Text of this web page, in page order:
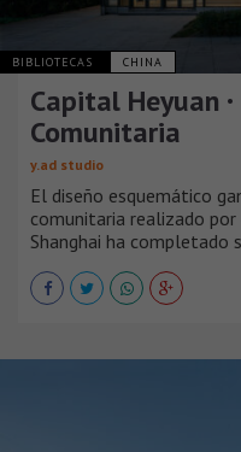
BIBLIOTECAS CHINA
Capital Heyuan
Comunitaria
y.ad studio
El diseño esquemático
comunitaria realizado
Shanghai ha completado